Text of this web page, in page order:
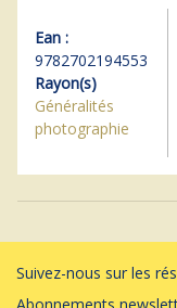
Ean :
9782702194553
Rayon(s)
Généralités
photographie
Suivez-nous sur les
Abonnements